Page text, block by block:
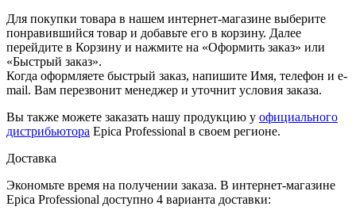
Для покупки товара в нашем интернет-магазине выберите
понравившийся товар и добавьте его в корзину. Далее
перейдите в Корзину и нажмите на «Оформить заказ» или
«Быстрый заказ».
Когда оформляете быстрый заказ, напишите Имя, телефон и e-
mail. Вам перезвонит менеджер и уточнит условия заказа.
Вы также можете заказать нашу продукцию у официального
дистрибьютора Epica Professional в своем регионе.
Доставка
Экономьте время на получении заказа. В интернет-магазине
Epica Professional доступно 4 варианта доставки: